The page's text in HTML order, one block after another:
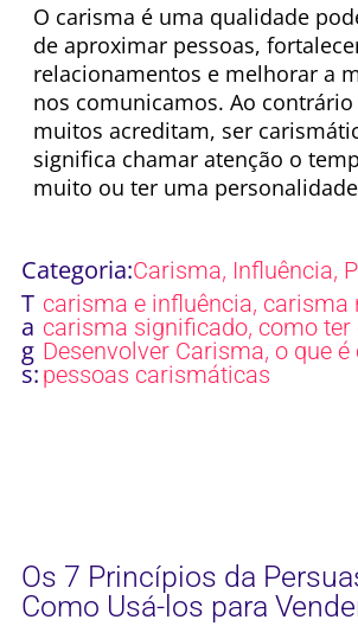
O carisma é uma qualidade
de aproximar pessoas,
relacionamentos e melhorar a
nos comunicamos. Ao
muitos acreditam, ser
significa chamar atenção o
muito ou ter uma
Categoria:Carisma, Influência,
T
a
g
s:
carisma e influência, carisma
carisma significado, como
Desenvolver Carisma, o que
pessoas carismáticas
Os 7 Princípios da
Como Usá-los para